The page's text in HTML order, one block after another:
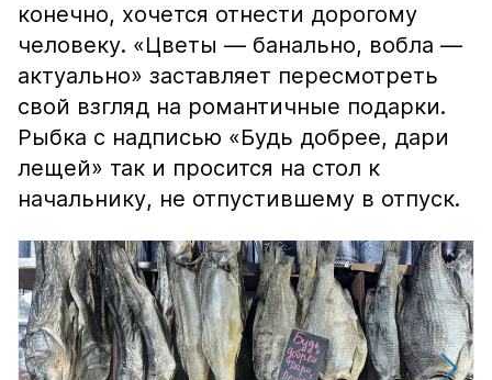
конечно, хочется отнести дорогому
человеку. «Цветы — банально, вобла —
актуально» заставляет пересмотреть
свой взгляд на романтичные подарки.
Рыбка с надписью «Будь добрее, дари
лещей» так и просится на стол к
начальнику, не отпустившему в отпуск.